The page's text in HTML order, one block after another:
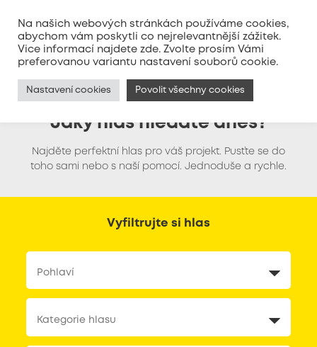
MENU
Jaký hlas hledáte dnes?
Najděte perfektní hlas pro váš projekt. Pusťte se do
toho sami nebo s naší pomocí. Jednoduše a rychle.
Vyfiltrujte si hlas
Na našich webových stránkách používáme cookies,
abychom vám poskytli co nejrelevantnější zážitek.
Vice informací najdete zde. Zvolte prosím Vámi
preferovanou variantu nastavení souborů cookie.
Nastavení cookies Povolit všechny cookies